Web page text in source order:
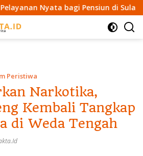
bagi Pensiun di Sula Wakil
Peristiwa
Narkotika,
Kembali Tangkap
di Weda Tengah